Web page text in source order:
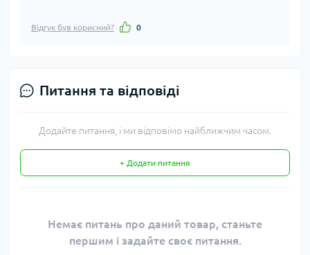
Відгук був корисний? 0
Питання та відповіді
Додайте питання, і ми відповімо найближчим часом.
+ Додати питання
Немає питань про даний товар, станьте
першим і задайте своє питання.